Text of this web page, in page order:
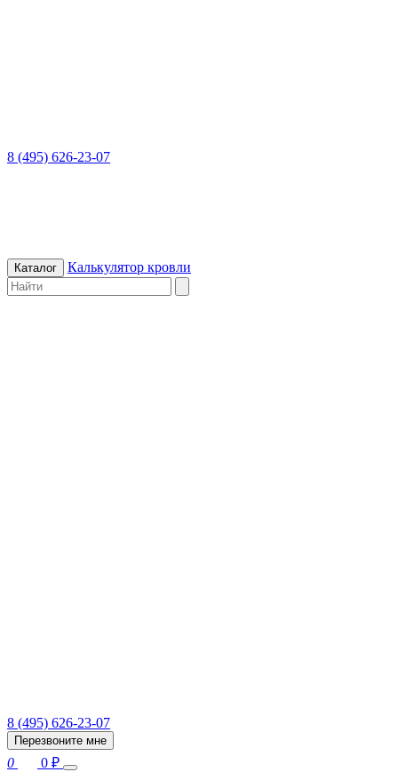
8 (495) 626-23-07
Каталог Калькулятор кровли
8 (495) 626-23-07
Перезвоните мне
0 0 ₽